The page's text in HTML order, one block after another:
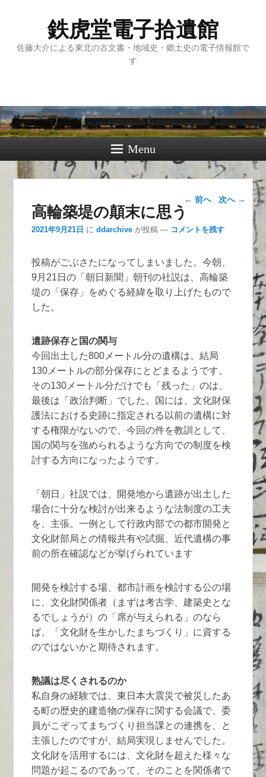
鉄虎堂電子拾遺館
佐藤大介による東北の古文書・地域史・郷土史の電子情報館で
す
Menu
投稿ナビゲー
ション
← 前へ 次へ →
高輪築堤の顛末に思う
2021年9月21日 に ddarchive が投稿 — コメントを残す
投稿がごぶさたになってしまいました。今朝、
9月21日の「朝日新聞」朝刊の社説は、高輪築
堤の「保存」をめぐる経緯を取り上げたもので
した。
遺跡保存と国の関与
今回出土した800メートル分の遺構は、結局
130メートルの部分保存にとどまるようです。
その130メートル分だけでも「残った」のは、
最後は「政治判断」でした。国には、文化財保
護法における史跡に指定される以前の遺構に対
する権限がないので、今回の件を教訓として、
国の関与を強められるような方向での制度を検
討する方向になったようです。
「朝日」社説では、開発地から遺跡が出土した
場合に十分な検討が出来るような法制度の工夫
を、主張。一例として行政内部での都市開発と
文化財部局との情報共有や試掘、近代遺構の事
前の所在確認などが挙げられています
開発を検討する場、都市計画を検討する公の場
に、文化財関係者（まずは考古学、建築史とな
るでしょうが）の「席が与えられる」のなら
ば、「文化財を生かしたまちづくり」に資する
のではないかと期待されます。
熟議は尽くされるのか
私自身の経験では、東日本大震災で被災したあ
る町の歴史的建造物の保存に関する会議で、委
員がこぞってまちづくり担当課との連携を、と
主張したのですが、結局実現しませんでした。
文化財を活用するには、文化財を超えた様々な
問題が起こるのであって、そのことを関係者で